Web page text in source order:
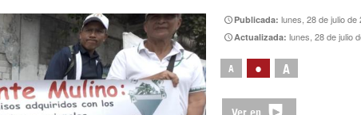
Publicada:lunes, 28 de julio de
Actualizada:lunes, 28 de julio
A • A
Ver en